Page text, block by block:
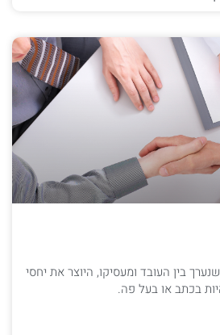
בין העובד ומעסיקו, היוצר את יחסי
בכתב או בעל פה.